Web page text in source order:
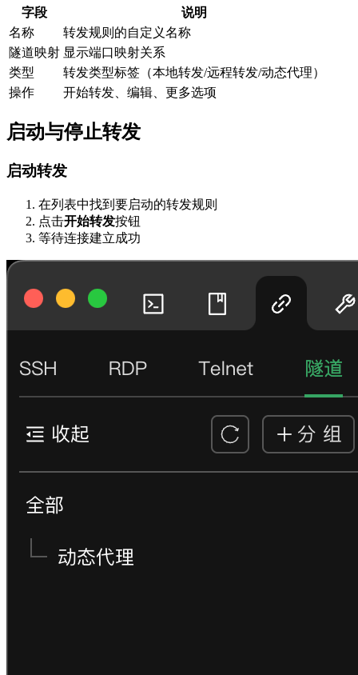
字段
说明
名称
转发规则的自定义名称
隧道映射 显示端口映射关系
类型
转发类型标签（本地转发/远程转发/动态代理）
操作
开始转发、编辑、更多选项
启动与停止转发
启动转发
在列表中找到要启动的转发规则
点击开始转发按钮
等待连接建立成功